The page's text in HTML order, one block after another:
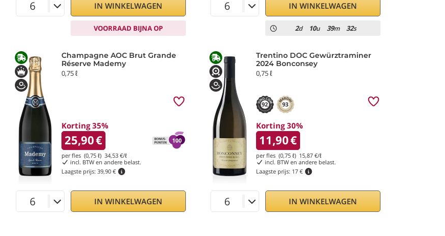
IN WINKELWAGEN
VOORRAAD BIJNA OP
IN WINKELWAGEN
2d 10u 39m 31s
Champagne AOC Brut Grande
Réserve Mademy
0,75 ℓ
Korting 35%
25,90€
per fles (0,75 ℓ) 34,53 €/ℓ
incl. BTW en andere belast.
Laagste prijs: 39,90 €
IN WINKELWAGEN
Trentino DOC Gewürztraminer
2024 Bonconsey
0,75 ℓ
92 93
Korting 30%
11,90€
per fles (0,75 ℓ) 15,87 €/ℓ
incl. BTW en andere belast.
Laagste prijs: 17 €
IN WINKELWAGEN